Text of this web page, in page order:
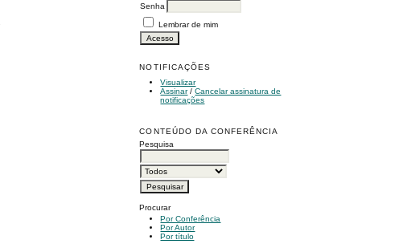
Senha
Lembrar de mim
NOTIFICAÇÕES
Visualizar
Assinar/Cancelar assinatura de
notificações
CONTEÚDO DA CONFERÊNCIA
Pesquisa
Procurar
Por Conferência
Por Autor
Por título